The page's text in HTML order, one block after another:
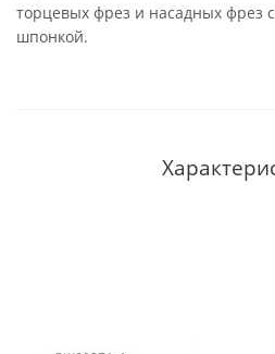
торцевых фрез и насадных фрез
шпонкой.